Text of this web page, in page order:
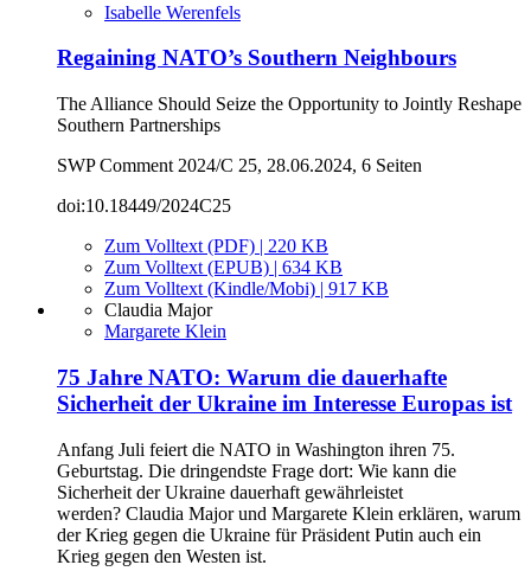
Isabelle Werenfels
Regaining NATO’s Southern Neighbours
The Alliance Should Seize the Opportunity to Jointly Reshape
Southern Partnerships
SWP Comment 2024/C 25, 28.06.2024, 6 Seiten
doi:10.18449/2024C25
Zum Volltext (PDF) | 220 KB
Zum Volltext (EPUB) | 634 KB
Zum Volltext (Kindle/Mobi) | 917 KB
Claudia Major
Margarete Klein
75 Jahre NATO: Warum die dauerhafte
Sicherheit der Ukraine im Interesse Europas ist
Anfang Juli feiert die NATO in Washington ihren 75.
Geburtstag. Die dringendste Frage dort: Wie kann die
Sicherheit der Ukraine dauerhaft gewährleistet
werden? Claudia Major und Margarete Klein erklären, warum
der Krieg gegen die Ukraine für Präsident Putin auch ein
Krieg gegen den Westen ist.